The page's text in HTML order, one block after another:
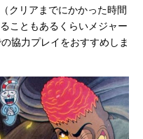
クリアまでにかかった時間
こともあるくらいメジャー
協力プレイをおすすめしま